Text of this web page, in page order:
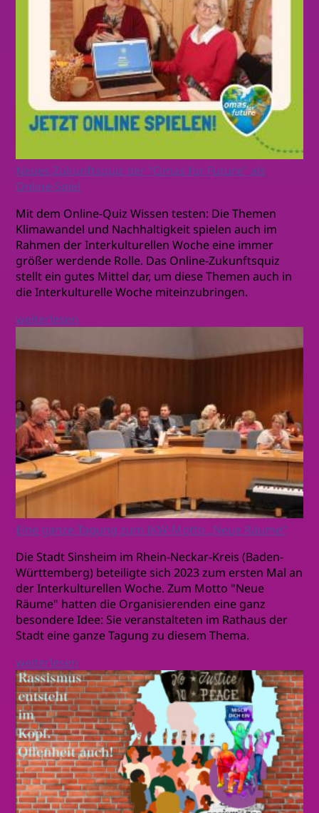
Neues Zukunftsquiz der "Omas for Future" als
Online-Spiel
Mit dem Online-Quiz Wissen testen: Die Themen
Klimawandel und Nachhaltigkeit spielen auch im
Rahmen der Interkulturellen Woche eine immer
größer werdende Rolle. Das Online-Zukunftsquiz
stellt ein gutes Mittel dar, um diese Themen auch in
die Interkulturelle Woche miteinzubringen.
weiterlesen
Eine ganze Tagung zum IKW-Motto „Neue Räume“
Die Stadt Sinsheim im Rhein-Neckar-Kreis (Baden-
Württemberg) beteiligte sich 2023 zum ersten Mal an
der Interkulturellen Woche. Zum Motto "Neue
Räume" hatten die Organisierenden eine ganz
besondere Idee: Sie veranstalteten im Rathaus der
Stadt eine ganze Tagung zu diesem Thema.
weiterlesen